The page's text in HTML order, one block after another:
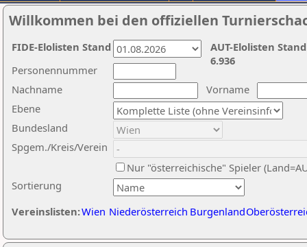
Willkommen bei den offiziellen
Nachname
Vorname
Ebene
Sortierung
Personennummer
Bundesland
Spgem./Kreis/Verein
Nur "österreichische" Spieler
Vereinslisten:Wien Niederösterreich Burgenland
AUT-Elolisten
6.936
FIDE-Elolisten Stand